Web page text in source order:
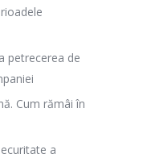
petrecerea de
Cum rămâi în
a